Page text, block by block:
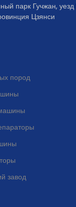
парк Гучжан,
Цзянси
пород
завод